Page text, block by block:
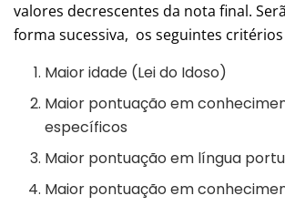
valores decrescentes da nota final.
forma sucessiva, os seguintes
Maior idade (Lei do Idoso)
Maior pontuação em
específicos
Maior pontuação em língua
Maior pontuação em